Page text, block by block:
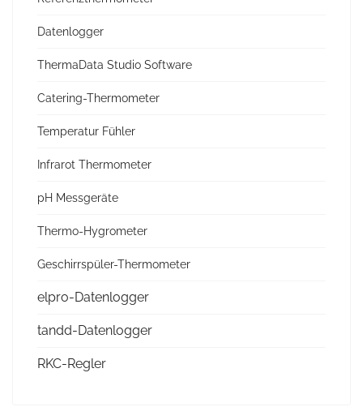
Datenlogger
ThermaData Studio Software
Catering-Thermometer
Temperatur Fühler
Infrarot Thermometer
pH Messgeräte
Thermo-Hygrometer
Geschirrspüler-Thermometer
elpro-Datenlogger
tandd-Datenlogger
RKC-Regler